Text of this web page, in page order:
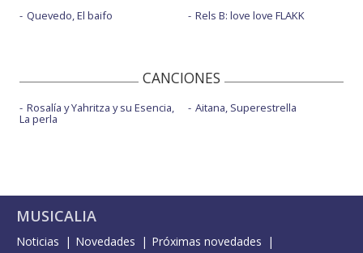
Quevedo, El baifo
Rels B: love love FLAKK
CANCIONES
Rosalía y Yahritza y su Esencia,
La perla
Aitana, Superestrella
MUSICALIA
Noticias Novedades
Próximas novedades